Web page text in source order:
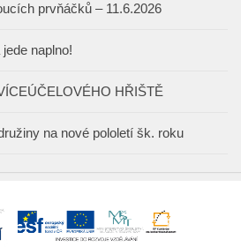
prvňáčků – 11.6.2026
naplno!
HŘIŠTĚ
na nové pololetí šk. roku